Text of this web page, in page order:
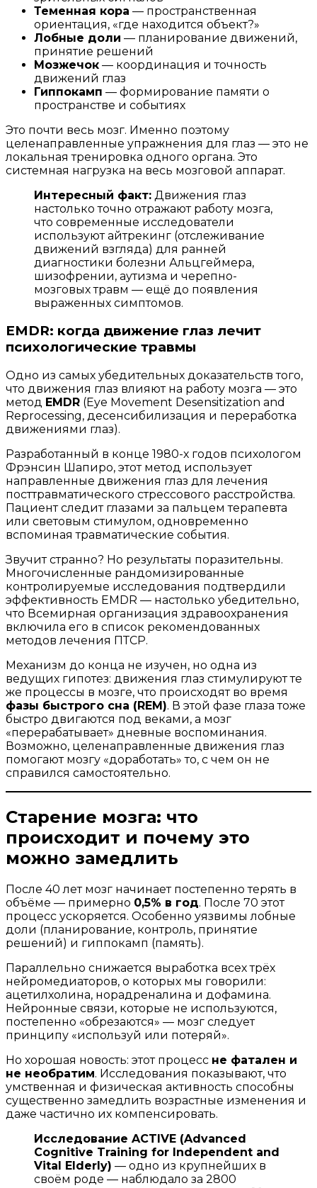
Теменная кора — пространственная
ориентация, «где находится объект?»
Лобные доли — планирование движений,
принятие решений
Мозжечок — координация и точность
движений глаз
Гиппокамп — формирование памяти о
пространстве и событиях
Это почти весь мозг. Именно поэтому
целенаправленные упражнения для глаз — это не
локальная тренировка одного органа. Это
системная нагрузка на весь мозговой аппарат.
Интересный факт: Движения глаз
настолько точно отражают работу мозга,
что современные исследователи
используют айтрекинг (отслеживание
движений взгляда) для ранней
диагностики болезни Альцгеймера,
шизофрении, аутизма и черепно-
мозговых травм — ещё до появления
выраженных симптомов.
EMDR: когда движение глаз лечит
психологические травмы
Одно из самых убедительных доказательств того,
что движения глаз влияют на работу мозга — это
метод EMDR (Eye Movement Desensitization and
Reprocessing, десенсибилизация и переработка
движениями глаз).
Разработанный в конце 1980-х годов психологом
Фрэнсин Шапиро, этот метод использует
направленные движения глаз для лечения
посттравматического стрессового расстройства.
Пациент следит глазами за пальцем терапевта
или световым стимулом, одновременно
вспоминая травматические события.
Звучит странно? Но результаты поразительны.
Многочисленные рандомизированные
контролируемые исследования подтвердили
эффективность EMDR — настолько убедительно,
что Всемирная организация здравоохранения
включила его в список рекомендованных
методов лечения ПТСР.
Механизм до конца не изучен, но одна из
ведущих гипотез: движения глаз стимулируют те
же процессы в мозге, что происходят во время
фазы быстрого сна (REM). В этой фазе глаза тоже
быстро двигаются под веками, а мозг
«перерабатывает» дневные воспоминания.
Возможно, целенаправленные движения глаз
помогают мозгу «доработать» то, с чем он не
справился самостоятельно.
Старение мозга: что
происходит и почему это
можно замедлить
После 40 лет мозг начинает постепенно терять в
объёме — примерно 0,5% в год. После 70 этот
процесс ускоряется. Особенно уязвимы лобные
доли (планирование, контроль, принятие
решений) и гиппокамп (память).
Параллельно снижается выработка всех трёх
нейромедиаторов, о которых мы говорили:
ацетилхолина, норадреналина и дофамина.
Нейронные связи, которые не используются,
постепенно «обрезаются» — мозг следует
принципу «используй или потеряй».
Но хорошая новость: этот процесс не фатален и
не необратим. Исследования показывают, что
умственная и физическая активность способны
существенно замедлить возрастные изменения и
даже частично их компенсировать.
Исследование ACTIVE (Advanced
Cognitive Training for Independent and
Vital Elderly) — одно из крупнейших в
своём роде — наблюдало за 2800